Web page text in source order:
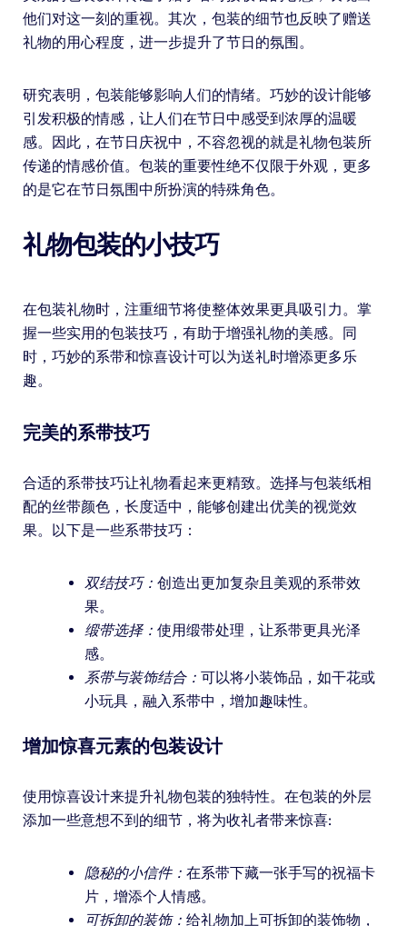
他们对这一刻的重视。其次，包装的细节也反映了赠送
礼物的用心程度，进一步提升了节日的氛围。
研究表明，包装能够影响人们的情绪。巧妙的设计能够
引发积极的情感，让人们在节日中感受到浓厚的温暖
感。因此，在节日庆祝中，不容忽视的就是礼物包装所
传递的情感价值。包装的重要性绝不仅限于外观，更多
的是它在节日氛围中所扮演的特殊角色。
礼物包装的小技巧
在包装礼物时，注重细节将使整体效果更具吸引力。掌
握一些实用的包装技巧，有助于增强礼物的美感。同
时，巧妙的系带和惊喜设计可以为送礼时增添更多乐
趣。
完美的系带技巧
合适的系带技巧让礼物看起来更精致。选择与包装纸相
配的丝带颜色，长度适中，能够创建出优美的视觉效
果。以下是一些系带技巧：
双结技巧： 创造出更加复杂且美观的系带效
果。
缎带选择： 使用缎带处理，让系带更具光泽
感。
系带与装饰结合： 可以将小装饰品，如干花或
小玩具，融入系带中，增加趣味性。
增加惊喜元素的包装设计
使用惊喜设计来提升礼物包装的独特性。在包装的外层
添加一些意想不到的细节，将为收礼者带来惊喜:
隐秘的小信件： 在系带下藏一张手写的祝福卡
片，增添个人情感。
可拆卸的装饰： 给礼物加上可拆卸的装饰物，